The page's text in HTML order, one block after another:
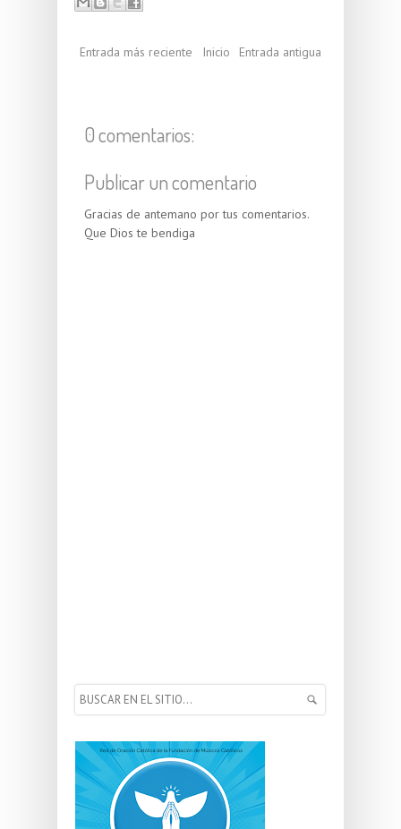
Entrada más reciente Entrada antigua
Inicio
0 comentarios:
Publicar un comentario
Gracias de antemano por tus comentarios.
Que Dios te bendiga